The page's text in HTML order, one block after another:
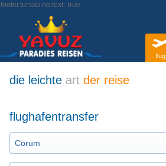
footer.tursab.no.text: true
flug
die leichte art der reise
flughafentransfer